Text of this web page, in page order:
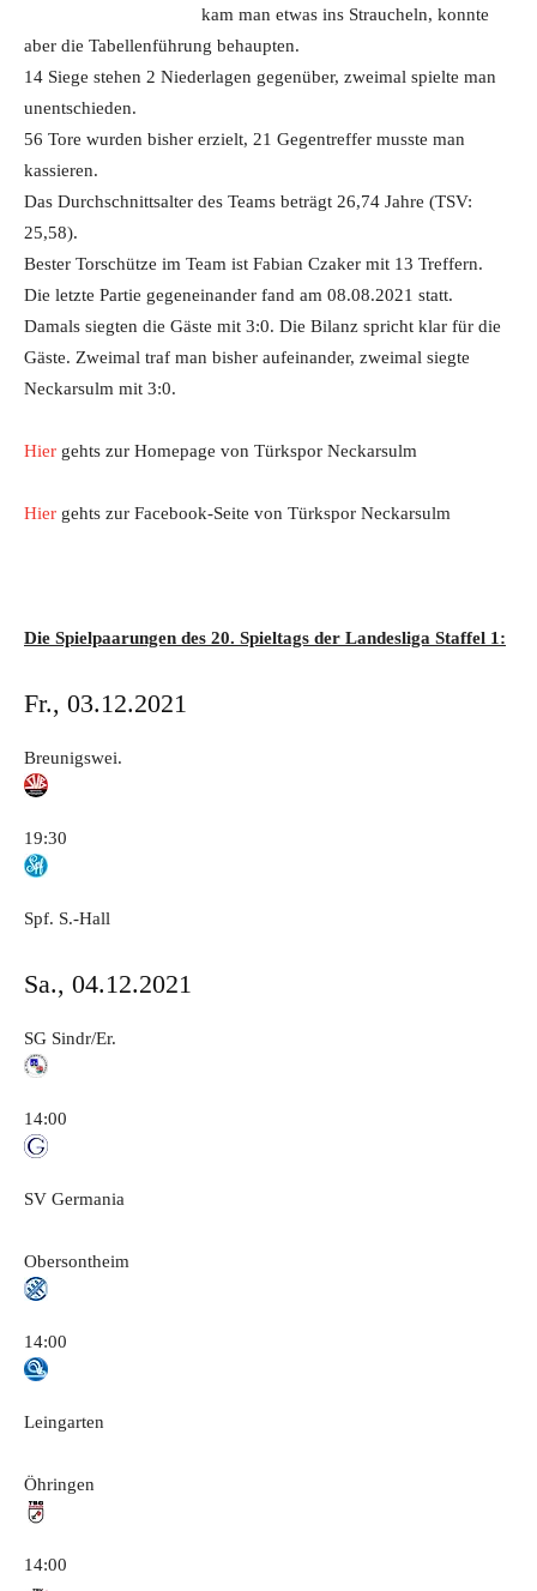
kam man etwas ins Straucheln, konnte
aber die Tabellenführung behaupten.
14 Siege stehen 2 Niederlagen gegenüber, zweimal spielte man
unentschieden.
56 Tore wurden bisher erzielt, 21 Gegentreffer musste man
kassieren.
Das Durchschnittsalter des Teams beträgt 26,74 Jahre (TSV:
25,58).
Bester Torschütze im Team ist Fabian Czaker mit 13 Treffern.
Die letzte Partie gegeneinander fand am 08.08.2021 statt.
Damals siegten die Gäste mit 3:0. Die Bilanz spricht klar für die
Gäste. Zweimal traf man bisher aufeinander, zweimal siegte
Neckarsulm mit 3:0.
Hier gehts zur Homepage von Türkspor Neckarsulm
Hier gehts zur Facebook-Seite von Türkspor Neckarsulm
Die Spielpaarungen des 20. Spieltags der Landesliga Staffel 1:
Fr., 03.12.2021
Breunigswei.
19:30
Spf. S.-Hall
Sa., 04.12.2021
SG Sindr/Er.
14:00
SV Germania
Obersontheim
14:00
Leingarten
Öhringen
14:00